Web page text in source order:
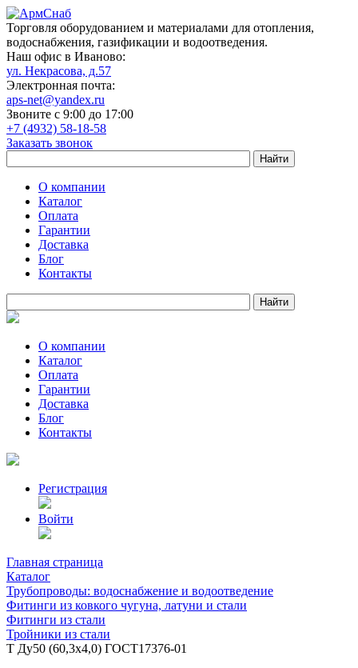
Торговля оборудованием и материалами для отопления,
водоснабжения, газификации и водоотведения.
Наш офис в Иваново:
ул. Некрасова, д.57
Электронная почта:
aps-net@yandex.ru
Звоните с 9:00 до 17:00
+7 (4932) 58-18-58
Заказать звонок
О компании
Каталог
Оплата
Гарантии
Доставка
Блог
Контакты
О компании
Каталог
Оплата
Гарантии
Доставка
Блог
Контакты
Регистрация
Войти
Главная страница
Каталог
Трубопроводы: водоснабжение и водоотведение
Фитинги из ковкого чугуна, латуни и стали
Фитинги из стали
Тройники из стали
Т Ду50 (60,3х4,0) ГОСТ17376-01